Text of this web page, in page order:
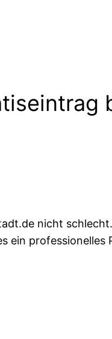
nicht
ein